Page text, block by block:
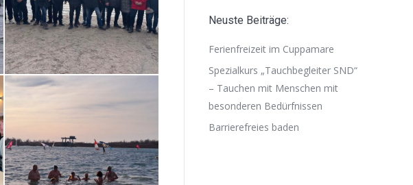
Neuste Beiträge:
Ferienfreizeit im Cuppamare
Spezialkurs „Tauchbegleiter SND“
– Tauchen mit Menschen mit
besonderen Bedürfnissen
Barrierefreies baden